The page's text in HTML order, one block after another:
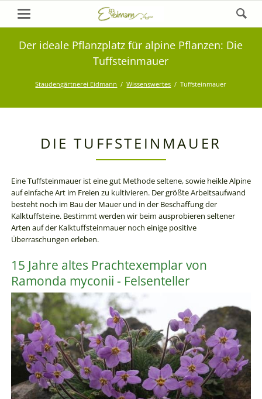
Der ideale Pflanzplatz für alpine Pflanzen: Die
Tuffsteinmauer
Staudengärtnerei Eidmann Wissenswertes Tuffsteinmauer
DIE TUFFSTEINMAUER
Eine Tuffsteinmauer ist eine gut Methode seltene, sowie heikle Alpine
auf einfache Art im Freien zu kultivieren. Der größte Arbeitsaufwand
besteht noch im Bau der Mauer und in der Beschaffung der
Kalktuffsteine. Bestimmt werden wir beim ausprobieren seltener
Arten auf der Kalktuffsteinmauer noch einige positive
Überraschungen erleben.
15 Jahre altes Prachtexemplar von
Ramonda myconii - Felsenteller